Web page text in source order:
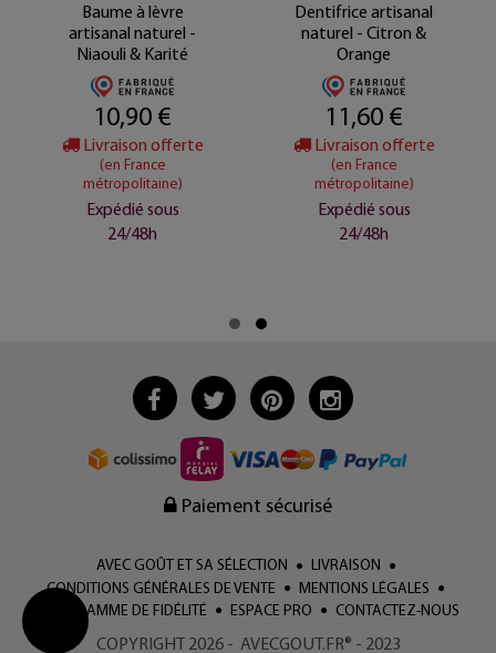
Baume à lèvre
artisanal naturel -
Niaouli & Karité
10,90 €
Livraison offerte
(en France
métropolitaine)
Expédié sous
24/48h
Dentifrice artisanal
naturel - Citron &
Orange
11,60 €
Livraison offerte
(en France
métropolitaine)
Expédié sous
24/48h
Paiement sécurisé
AVEC GOÛT ET SA SÉLECTION
LIVRAISON
CONDITIONS GÉNÉRALES DE VENTE
MENTIONS LÉGALES
PROGRAMME DE FIDÉLITÉ
ESPACE PRO CONTACTEZ-NOUS
COPYRIGHT 2026 - AVECGOUT.FR® - 2023